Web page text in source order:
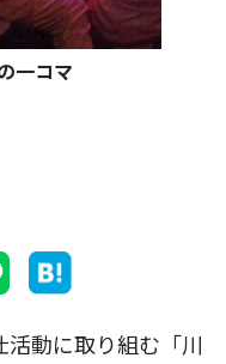
一コマ
動に取り組む「川